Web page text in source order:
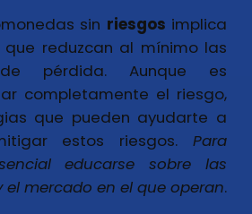
sin riesgos implica
reduzcan al mínimo las
de pérdida. Aunque es
completamente el riesgo,
que pueden ayudarte a
estos riesgos. Para
educarse sobre las
mercado en el que operan.